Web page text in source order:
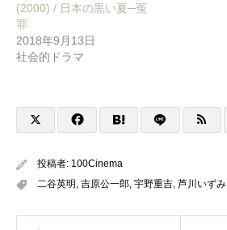
(2000) / 日本の黒い夏─冤
罪
2018年9月13日
社会的ドラマ
投稿者: 100Cinema
二谷英明 , 吉原公一郎, 宇野重吉, 芦川いずみ